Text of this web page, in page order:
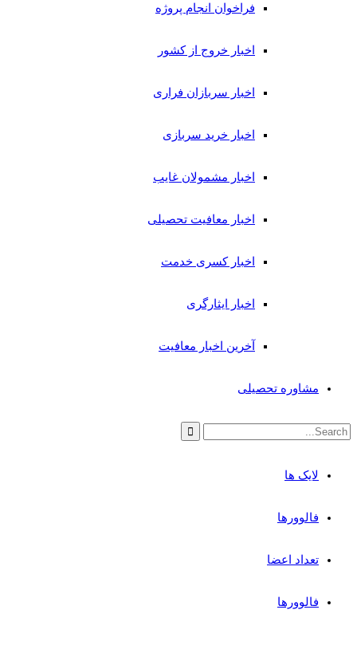
فراخوان انجام پروژه
اخبار خروج از کشور
اخبار سربازان فراری
اخبار خرید سربازی
اخبار مشمولان غایب
اخبار معافیت تحصیلی
اخبار کسری خدمت
اخبار ایثارگری
آخرین اخبار معافیت
مشاوره تحصیلی
لایک ها
فالوورها
تعداد اعضا
فالوورها